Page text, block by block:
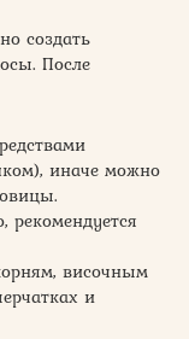
создать
После
иначе можно
височным
и